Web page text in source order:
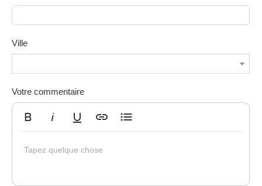
Ville
Votre commentaire
Tapez quelque chose